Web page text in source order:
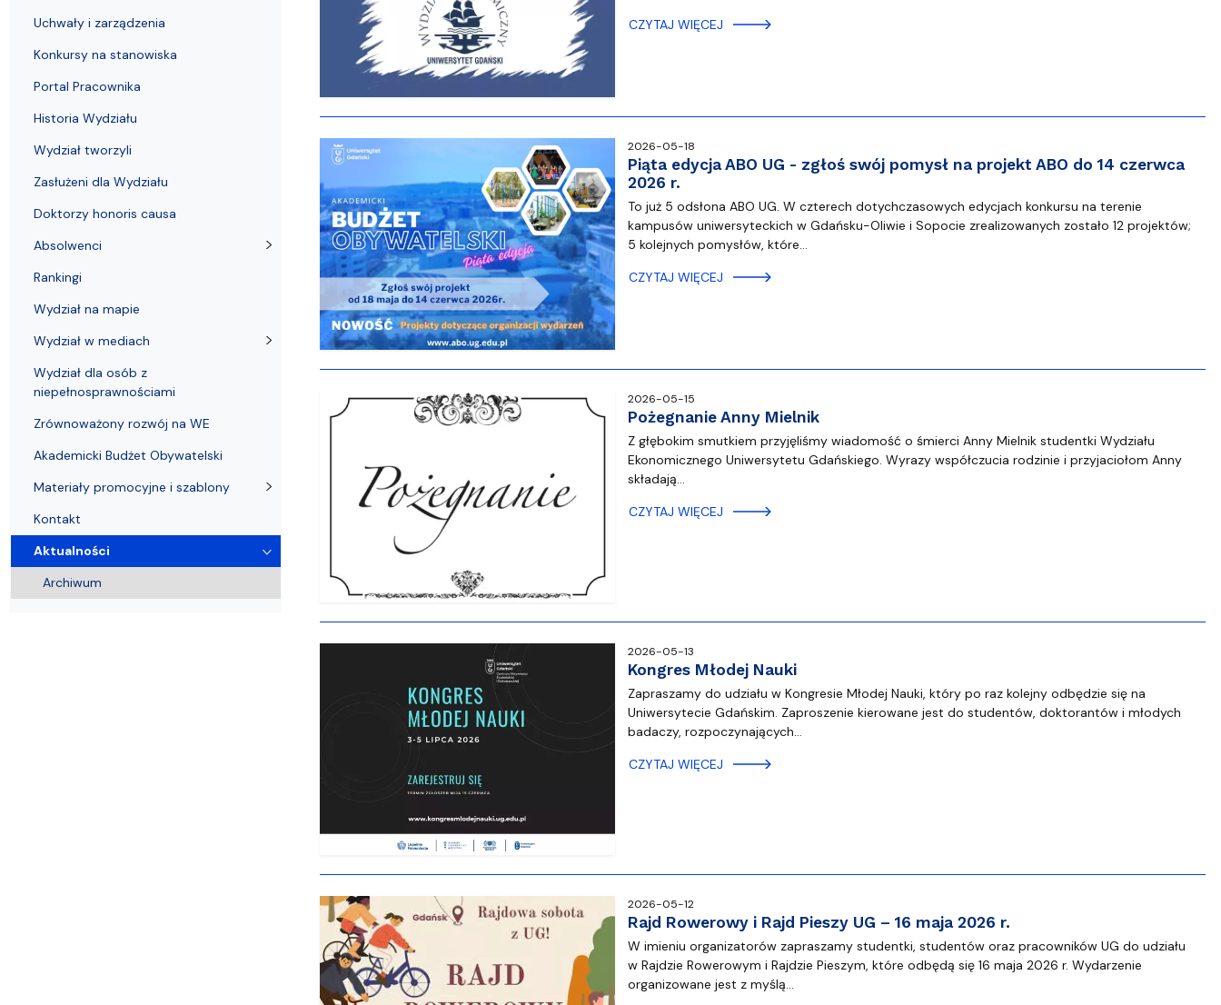
CZYTAJ WIĘCEJ
2026-05-18
Piąta edycja ABO UG - zgłoś swój pomysł na projekt ABO do 14 czerwca
2026 r.
To już 5 odsłona ABO UG. W czterech dotychczasowych edycjach konkursu na terenie
kampusów uniwersyteckich w Gdańsku-Oliwie i Sopocie zrealizowanych zostało 12 projektów;
5 kolejnych pomysłów, które…
CZYTAJ WIĘCEJ
2026-05-15
Pożegnanie Anny Mielnik
Z głębokim smutkiem przyjęliśmy wiadomość o śmierci Anny Mielnik studentki Wydziału
Ekonomicznego Uniwersytetu Gdańskiego. Wyrazy współczucia rodzinie i przyjaciołom Anny
składają…
CZYTAJ WIĘCEJ
2026-05-13
Kongres Młodej Nauki
Zapraszamy do udziału w Kongresie Młodej Nauki, który po raz kolejny odbędzie się na
Uniwersytecie Gdańskim. Zaproszenie kierowane jest do studentów, doktorantów i młodych
badaczy, rozpoczynających…
CZYTAJ WIĘCEJ
2026-05-12
Rajd Rowerowy i Rajd Pieszy UG – 16 maja 2026 r.
W imieniu organizatorów zapraszamy studentki, studentów oraz pracowników UG do udziału
w Rajdzie Rowerowym i Rajdzie Pieszym, które odbędą się 16 maja 2026 r. Wydarzenie
organizowane jest z myślą…
Uchwały i zarządzenia
Konkursy na stanowiska
Portal Pracownika
Historia Wydziału
Wydział tworzyli
Zasłużeni dla Wydziału
Doktorzy honoris causa
Absolwenci
Rankingi
Wydział na mapie
Wydział w mediach
Wydział dla osób z
niepełnosprawnościami
Zrównoważony rozwój na WE
Akademicki Budżet Obywatelski
Materiały promocyjne i szablony
Kontakt
Aktualności
Archiwum